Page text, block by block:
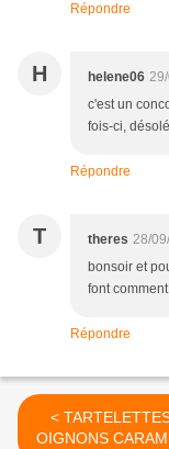
Répondre
H helene06
c'est un
fois-ci,
Répondre
T theres 28/
bonsoir et
font
Répondre
< TARTELETTES AUX
OIGNONS